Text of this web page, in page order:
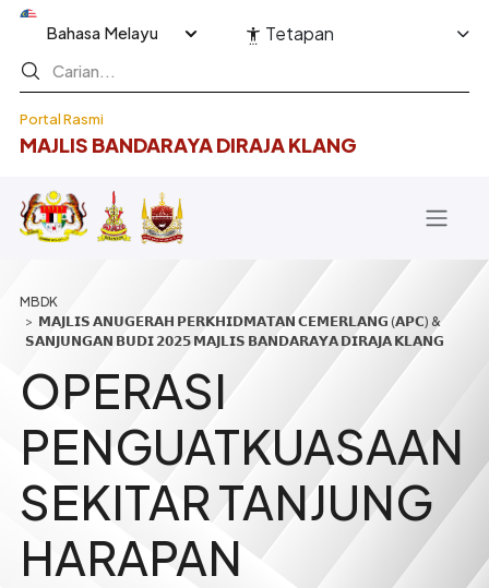
Langkau ke kandungan utama
Portal Rasmi
MAJLIS BANDARAYA DIRAJA KLANG
Select your language Tetapan
Breadcrumb
𝗠𝗔𝗝𝗟𝗜𝗦 𝗔𝗡𝗨𝗚𝗘𝗥𝗔𝗛 𝗣𝗘𝗥𝗞𝗛𝗜𝗗𝗠𝗔𝗧𝗔𝗡 𝗖𝗘𝗠𝗘𝗥𝗟𝗔𝗡𝗚 (𝗔𝗣𝗖) &
𝗦𝗔𝗡𝗝𝗨𝗡𝗚𝗔𝗡 𝗕𝗨𝗗𝗜 𝟮𝟬𝟮𝟱 𝗠𝗔𝗝𝗟𝗜𝗦 𝗕𝗔𝗡𝗗𝗔𝗥𝗔𝗬𝗔 𝗗𝗜𝗥𝗔𝗝𝗔 𝗞𝗟𝗔𝗡𝗚
OPERASI
PENGUATKUASAAN
SEKITAR TANJUNG
HARAPAN